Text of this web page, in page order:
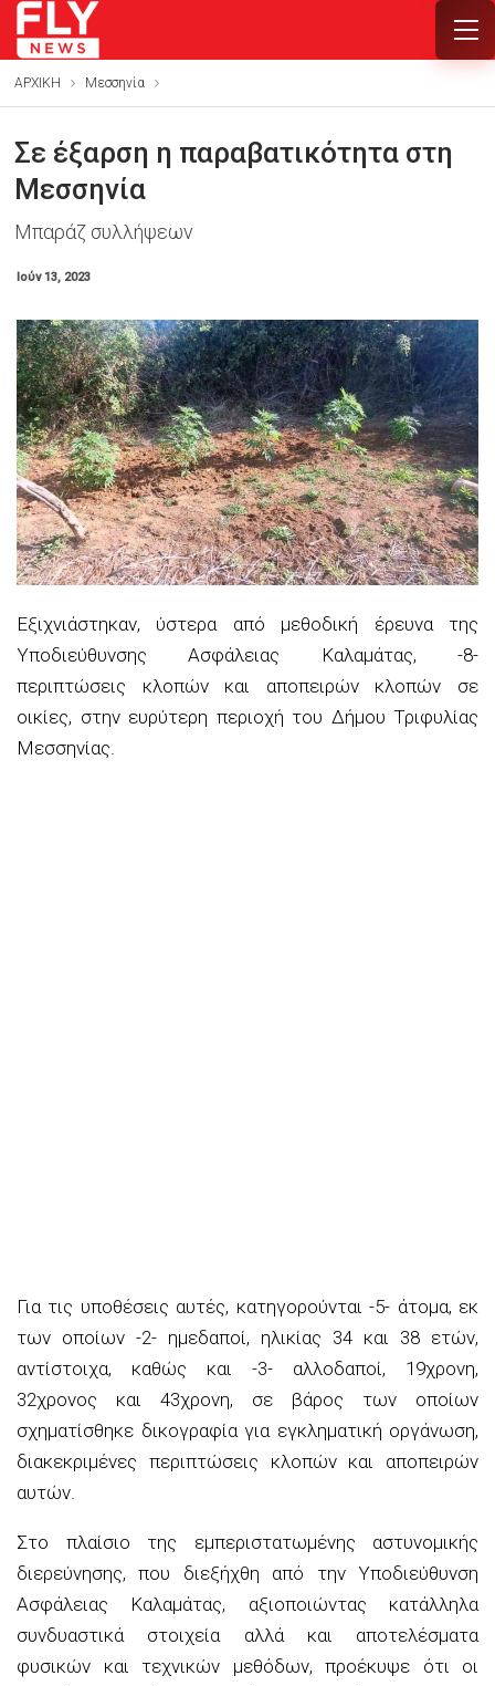
ΑΡΧΙΚΗ Μεσσηνία
Σε έξαρση η παραβατικότητα στη
Μεσσηνία
Μπαράζ συλλήψεων
Ιούν 13, 2023
Εξιχνιάστηκαν, ύστερα από μεθοδική έρευνα της
Υποδιεύθυνσης Ασφάλειας Καλαμάτας, -8-
περιπτώσεις κλοπών και αποπειρών κλοπών σε
οικίες, στην ευρύτερη περιοχή του Δήμου Τριφυλίας
Μεσσηνίας.
Για τις υποθέσεις αυτές, κατηγορούνται -5- άτομα, εκ
των οποίων -2- ημεδαποί, ηλικίας 34 και 38 ετών,
αντίστοιχα, καθώς και -3- αλλοδαποί, 19χρονη,
32χρονος και 43χρονη, σε βάρος των οποίων
σχηματίσθηκε δικογραφία για εγκληματική οργάνωση,
διακεκριμένες περιπτώσεις κλοπών και αποπειρών
αυτών.
Στο πλαίσιο της εμπεριστατωμένης αστυνομικής
διερεύνησης, που διεξήχθη από την Υποδιεύθυνση
Ασφάλειας Καλαμάτας, αξιοποιώντας κατάλληλα
συνδυαστικά στοιχεία αλλά και αποτελέσματα
φυσικών και τεχνικών μεθόδων, προέκυψε ότι οι